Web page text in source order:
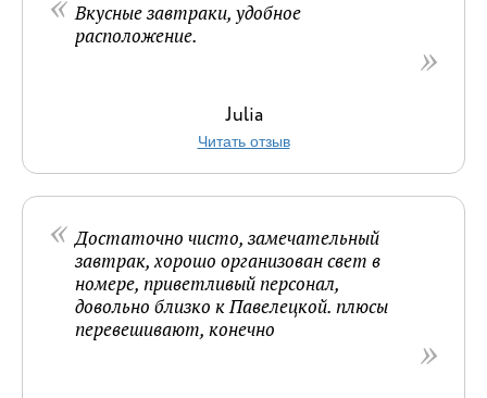
Вкусные завтраки, удобное
расположение.
Julia
Читать отзыв
Достаточно чисто, замечательный
завтрак, хорошо организован свет в
номере, приветливый персонал,
довольно близко к Павелецкой. плюсы
перевешивают, конечно